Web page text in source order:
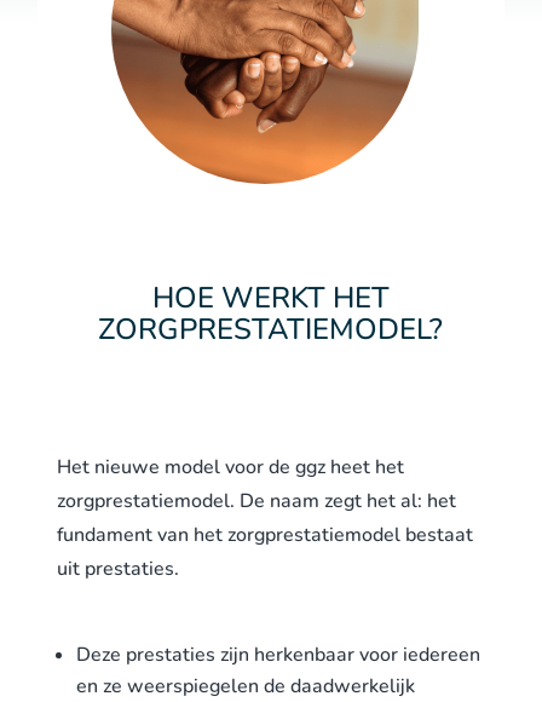
HOE WERKT HET
ZORGPRESTATIEMODEL?
Het nieuwe model voor de ggz heet het
zorgprestatiemodel. De naam zegt het al: het
fundament van het zorgprestatiemodel bestaat
uit prestaties.
Deze prestaties zijn herkenbaar voor iedereen
en ze weerspiegelen de daadwerkelijk